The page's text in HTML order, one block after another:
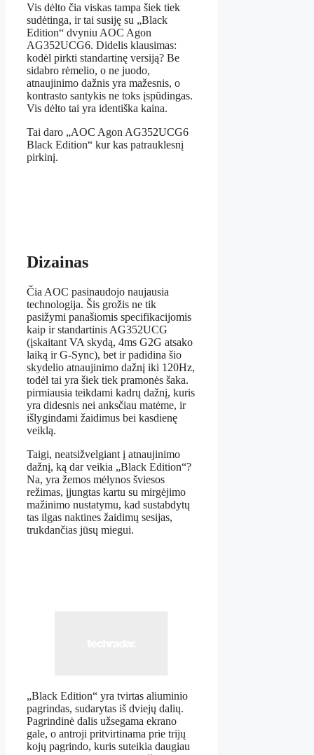
Vis dėlto čia viskas tampa šiek tiek
sudėtinga, ir tai susiję su „Black
Edition“ dvyniu AOC Agon
AG352UCG6. Didelis klausimas:
kodėl pirkti standartinę versiją? Be
sidabro rėmelio, o ne juodo,
atnaujinimo dažnis yra mažesnis, o
kontrasto santykis ne toks įspūdingas.
Vis dėlto tai yra identiška kaina.
Tai daro „AOC Agon AG352UCG6
Black Edition“ kur kas patrauklesnį
pirkinį.
Dizainas
Čia AOC pasinaudojo naujausia
technologija. Šis grožis ne tik
pasižymi panašiomis specifikacijomis
kaip ir standartinis AG352UCG
(įskaitant VA skydą, 4ms G2G atsako
laiką ir G-Sync), bet ir padidina šio
skydelio atnaujinimo dažnį iki 120Hz,
todėl tai yra šiek tiek pramonės šaka.
pirmiausia teikdami kadrų dažnį, kuris
yra didesnis nei anksčiau matėme, ir
išlygindami žaidimus bei kasdienę
veiklą.
Taigi, neatsižvelgiant į atnaujinimo
dažnį, ką dar veikia „Black Edition“?
Na, yra žemos mėlynos šviesos
režimas, įjungtas kartu su mirgėjimo
mažinimo nustatymu, kad sustabdytų
tas ilgas naktines žaidimų sesijas,
trukdančias jūsų miegui.
„Black Edition“ yra tvirtas aliuminio
pagrindas, sudarytas iš dviejų dalių.
Pagrindinė dalis užsegama ekrano
gale, o antroji pritvirtinama prie trijų
kojų pagrindo, kuris suteikia daugiau